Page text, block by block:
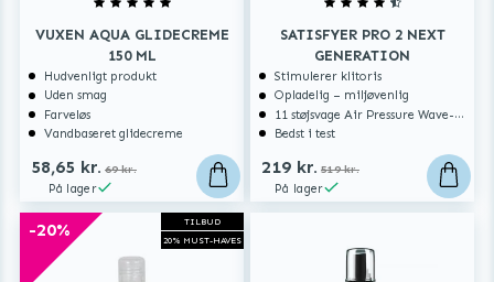
VUXEN AQUA GLIDECREME
150 ML
Hudvenligt produkt
Uden smag
Farveløs
Vandbaseret glidecreme
58,65 kr. 69 kr.
På lager
SATISFYER PRO 2 NEXT
GENERATION
Stimulerer klitoris
Opladelig – miljøvenlig
11 støjsvage Air Pressure Wave-programmer
Bedst i test
219 kr. 519 kr.
På lager
TILBUD
20% MUST-HAVES
-20%